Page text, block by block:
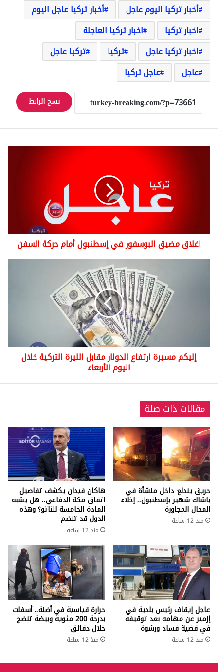
أخبار تركيا اليوم عاجل
أخبار تركيا عاجل اليوم
اخبار تركيا
اخبار تركيا العاجلة
اخبار تركيا عاجل
تركيا
تركيا عاجل
عاجل
عاجل تركيا
نسخ الرابط
اغلاق مضيق البوسفور في إسطنبول أمام حركة السفن
اليوم
الأربعاءإليكم مسيرة ارتفاع الدولار مقابل الليرة التركية خلال
اليوم الأربعاء
مقالات ذات صلة
حريق يندلع داخل منشأة في
باشاك شهير بإسطنبول.. إخلاء
المحال المجاورة
منذ 12 ساعة
هاكان فيدان يكشف تفاصيل
اتفاق مكة الدفاعي.. هل يشبه
المادة الخامسة للناتو؟ وهذه
الدول قد تنضم
منذ 12 ساعة
عاجل إيقاف رئيس بلدية في
إزمير عن مهامه بعد توقيفه
في قضية فساد ورشوة
منذ 12 ساعة
حرارة قياسية في أضنة.. أسفلت
بدرجة 200 مئوية وبيضة تنضج
خلال دقائق
منذ 12 ساعة